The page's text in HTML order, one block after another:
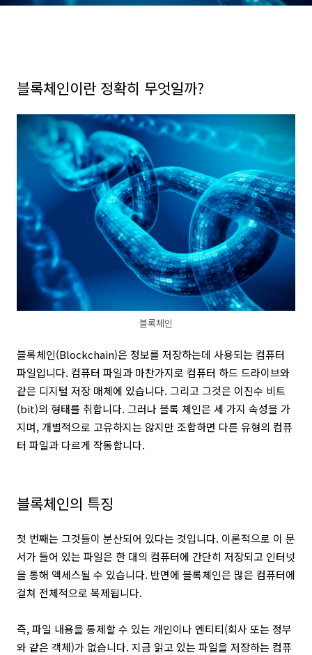
블록체인이란 정확히 무엇일까?
블록체인
블록체인(Blockchain)은 정보를 저장하는데 사용되는 컴퓨터
파일입니다. 컴퓨터 파일과 마찬가지로 컴퓨터 하드 드라이브와
같은 디지털 저장 매체에 있습니다. 그리고 그것은 이진수 비트
(bit)의 형태를 취합니다. 그러나 블록 체인은 세 가지 속성을 가
지며, 개별적으로 고유하지는 않지만 조합하면 다른 유형의 컴퓨
터 파일과 다르게 작동합니다.
블록체인의 특징
첫 번째는 그것들이 분산되어 있다는 것입니다. 이론적으로 이 문
서가 들어 있는 파일은 한 대의 컴퓨터에 간단히 저장되고 인터넷
을 통해 액세스될 수 있습니다. 반면에 블록체인은 많은 컴퓨터에
걸쳐 전체적으로 복제됩니다.
즉, 파일 내용을 통제할 수 있는 개인이나 엔티티(회사 또는 정부
와 같은 객체)가 없습니다. 지금 읽고 있는 파일을 저장하는 컴퓨